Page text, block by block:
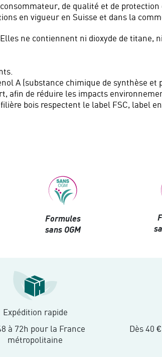
de qualité et de
en vigueur en Suisse et dans la
ne contiennent ni dioxyde de titane,
A (substance chimique de synthèse et
afin de réduire les impacts
bois respectent le label FSC, label
Formules
sans OGM
Expédition rapide
à 72h pour la France
métropolitaine
Dès 40